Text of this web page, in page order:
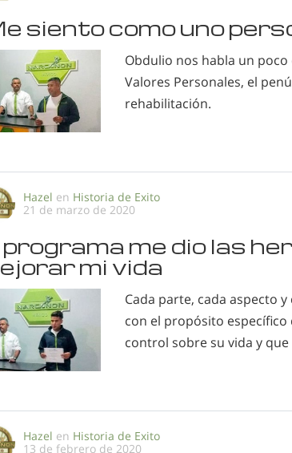
siento como uno
Obdulio nos habla un
Valores Personales, el
rehabilitación.
Hazel en Historia de Exito
21 de marzo de 2020
programa me dio las
mi vida
Cada parte, cada aspecto
con el propósito
control sobre su vida y
Hazel en Historia de Exito
13 de febrero de 2020